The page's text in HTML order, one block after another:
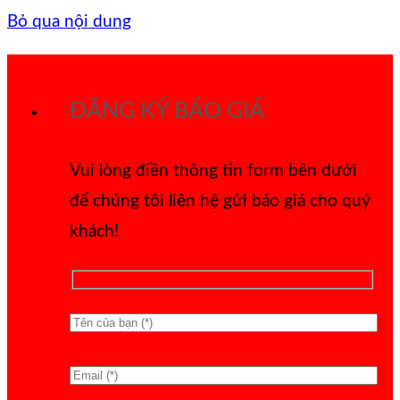
Bỏ qua nội dung
ĐĂNG KÝ BÁO GIÁ
Vui lòng điền thông tin form bên dưới
để chúng tôi liên hệ gửi báo giá cho quý
khách!